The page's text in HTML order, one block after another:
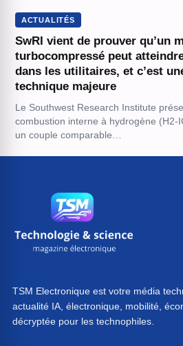
ACTUALITÉS
SwRI vient de prouver qu’un
turbocompressé peut
dans les utilitaires, et c’est
technique majeure
Le Southwest Research Institute
combustion interne à hydrogène (H2-
un couple comparable…
TSM Electronique est votre média
actualité IA, électronique, mobilité,
décryptée pour les technophiles.